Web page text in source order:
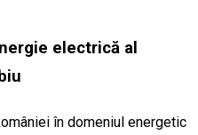
electrică al
în domeniul energetic